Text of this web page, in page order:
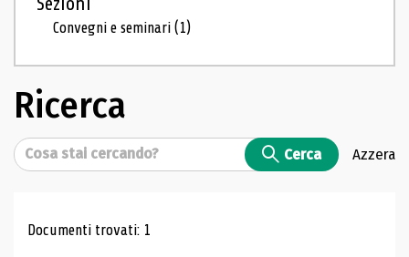
Convegni e seminari(1)
Ricerca
Cerca Cerca Azzera
Risultati di ricerca
Documenti trovati: 1